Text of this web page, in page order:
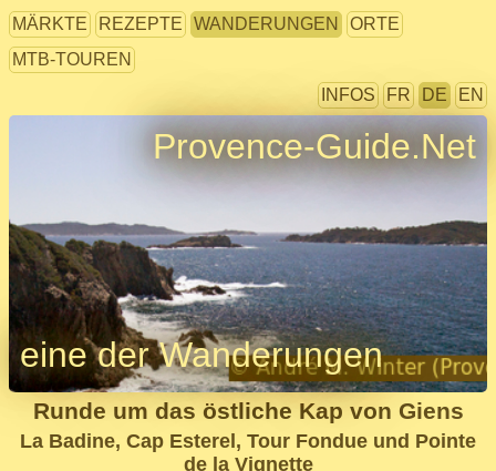
MÄRKTE REZEPTE WANDERUNGEN
ORTE
MTB-TOUREN
INFOS
FR DE EN
Provence-Guide.Net
eine der Wanderungen
Runde um das östliche Kap von Giens
La Badine, Cap Esterel, Tour Fondue und Pointe
de la Vignette